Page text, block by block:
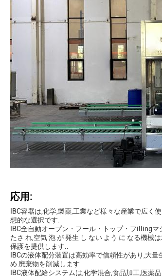
応用:
IBC容器は,化学,製薬,工業など様々な産業で広
想的な選択です.
IBC全自動オープン・フール・トップ・フilling
たさ れ,空気 泡 が 発生 し ない よう に なる機械
保護を提供します..
IBCの液体配分装置は高効率で信頼性があり,大
め 廃棄物を削減します
IBC液体配給システムは,化学混合,食品加工,医薬